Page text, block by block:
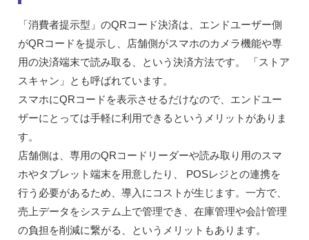
「消費者提示型」のQRコード決済は、エンドユーザー側
がQRコードを提示し、店舗側がスマホのカメラ機能や専
用の決済端末で読み取る、という決済方法です。 「ストア
スキャン」とも呼ばれています。
スマホにQRコードを表示させるだけなので、エンドユー
ザーにとっては手軽に利用できるというメリットがありま
す。
店舗側は、専用のQRコードリーダーや読み取り用のスマ
ホやタブレット端末を用意したり、 POSレジとの連携を
行う必要があるため、導入にコストが生じます。一方で、
売上データをシステム上で管理でき、在庫管理や会計管理
の負担を削減に繋がる、というメリットもあります。